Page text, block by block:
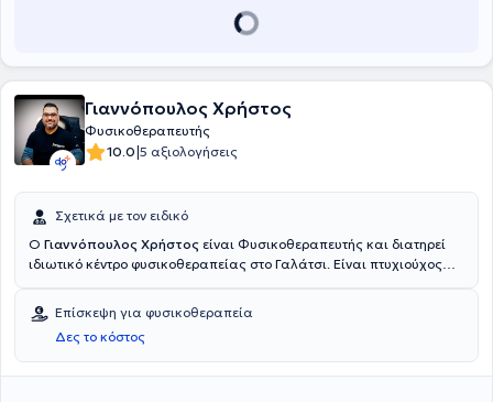
Γιαννόπουλος Χρήστος
Φυσικοθεραπευτής
10.0|5 αξιολογήσεις
Σχετικά με τον ειδικό
Ο Γιαννόπουλος Χρήστος είναι Φυσικοθεραπευτής και διατηρεί
ιδιωτικό κέντρο φυσικοθεραπείας στο Γαλάτσι. Είναι πτυχιούχος
παρακολουθήσει πλήθος σεμιναρίων. Διαθέτει πολυετή εμπειρία
στο χώρο της αποκατάστασης έχοντας εργαστεί σε Ελλάδα και
εξωτερικό. Πιο συγκεκριμένα, εργάστηκε στο Central Hospital of
Mikkeli στην Φινλανδία, αποκτώντας εμπειρία σε πλήθος
Επίσκεψη για φυσικοθεραπεία
Δες το κόστος